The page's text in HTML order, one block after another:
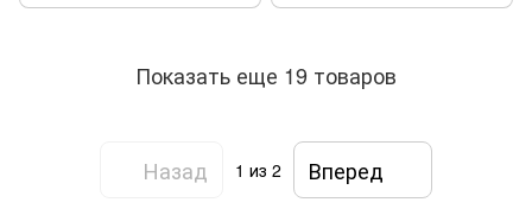
Показать еще 19 товаров
Назад 1 из 2 Вперед